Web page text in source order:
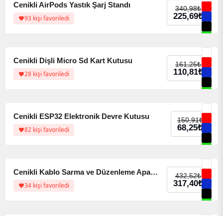
Cenikli AirPods Yastık Şarj Standı
93 kişi favoriledi
340,98₺
225,69₺
Cenikli Dişli Micro Sd Kart Kutusu
28 kişi favoriledi
161,25₺
110,81₺
Cenikli ESP32 Elektronik Devre Kutusu
82 kişi favoriledi
150,91₺
68,25₺
Cenikli Kablo Sarma ve Düzenleme Aparatı
34 kişi favoriledi
432,52₺
317,40₺